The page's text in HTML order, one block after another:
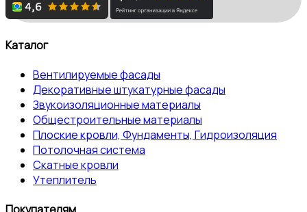
Каталог
Вентилируемые фасады
Декоративные штукатурные фасады
Звукоизоляционные материалы
Общестроительные материалы
Плоские кровли, Фундаменты, Гидроизоляция
Потолочная система
Скатные кровли
Утеплитель